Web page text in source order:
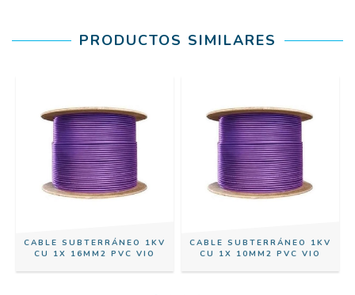
PRODUCTOS SIMILARES
CABLE SUBTERRÁNEO 1KV
CU 1X 16MM2 PVC VIO
CABLE SUBTERRÁNEO 1KV
CU 1X 10MM2 PVC VIO